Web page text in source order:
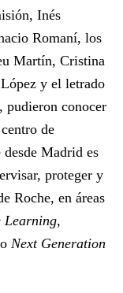
Inés
Romaní, los
Martín, Cristina
y el letrado
, pudieron conocer
de
Madrid es
proteger y
Roche, en áreas
Learning,
Next Generation